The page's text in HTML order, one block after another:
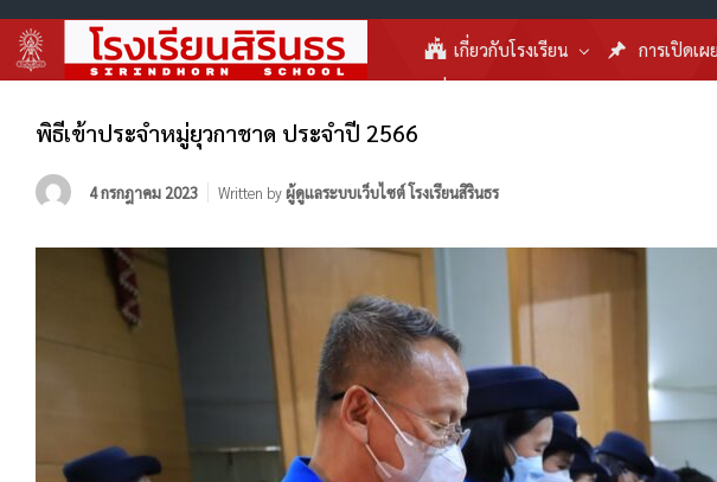
เกี่ยวกับโรงเรียน การเปิดเ
พิธีเข้าประจำหมู่ยุวกาชาด ประจำปี 2566
4 กรกฎาคม 2023 Written byผู้ดูแลระบบเว็บไซต์ โรงเรียนสิรินธร